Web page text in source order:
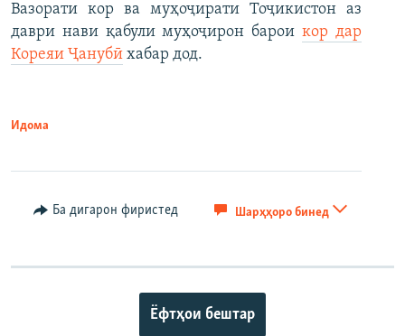
Вазорати кор ва муҳоҷирати Тоҷикистон аз
даври нави қабули муҳоҷирон бароикор дар
Кореяи Ҷанубӣ хабар дод.
Идома
Ба дигарон фиристед Шарҳҳоро бинед
Ёфтҳои бештар